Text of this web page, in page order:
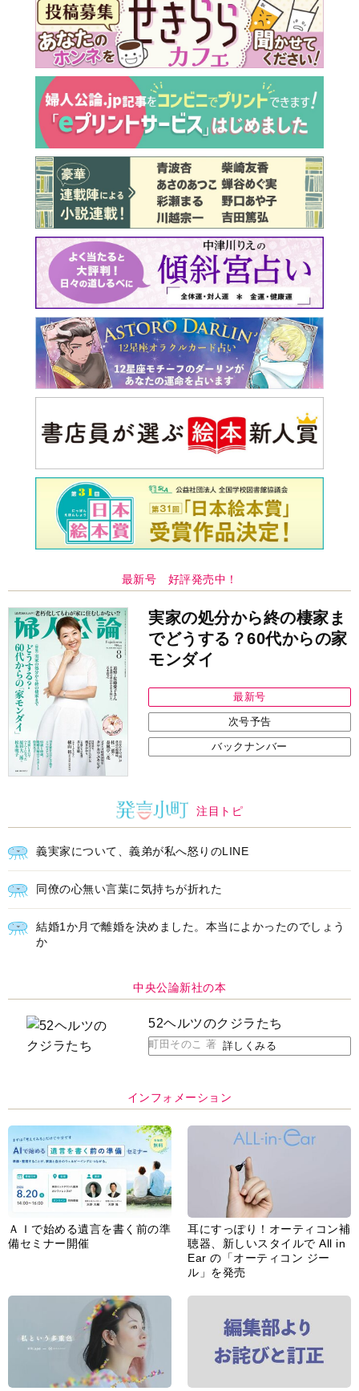
最新号 好評発売中！
実家の処分から終の棲家ま
でどうする？60代からの家
モンダイ
最新号
次号予告
バックナンバー
注目トピ
義実家について、義弟が私へ怒りのLINE
同僚の心無い言葉に気持ちが折れた
結婚1か月で離婚を決めました。本当によかったのでしょう
か
中央公論新社の本
52ヘルツのクジラたち
町田そのこ 著 詳しくみる
インフォメーション
ＡＩで始める遺言を書く前の準
備セミナー開催
耳にすっぽり！オーティコン補
聴器、新しいスタイルで All in
Ear の「オーティコン ジー
ル」を発売